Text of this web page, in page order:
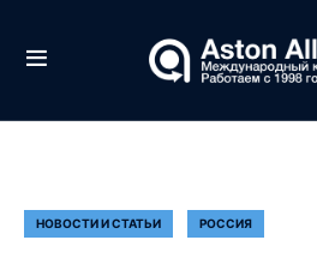
НОВОСТИ И СТАТЬИ РОССИЯ